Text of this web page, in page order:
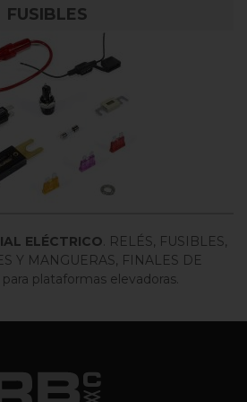
FUSIBLES
ELÉCTRICO. RELÉS, FUSIBLES,
Y MANGUERAS, FINALES DE
plataformas elevadoras.